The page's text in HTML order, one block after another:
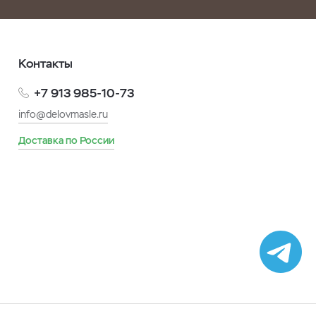
Контакты
+7 913 985-10-73
info@delovmasle.ru
Доставка по России